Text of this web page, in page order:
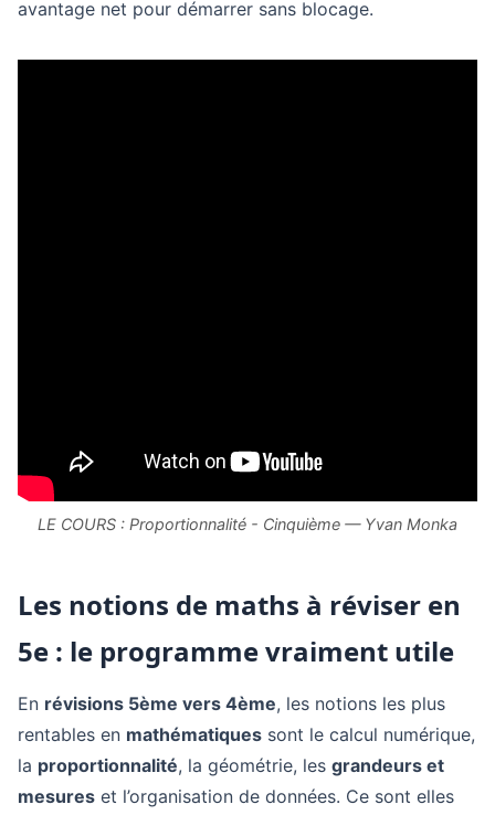
avantage net pour démarrer sans blocage.
LE COURS : Proportionnalité - Cinquième — Yvan Monka
Les notions de maths à réviser en
5e : le programme vraiment utile
En révisions 5ème vers 4ème, les notions les plus
rentables en mathématiques sont le calcul numérique,
la proportionnalité, la géométrie, les grandeurs et
mesures et l’organisation de données. Ce sont elles